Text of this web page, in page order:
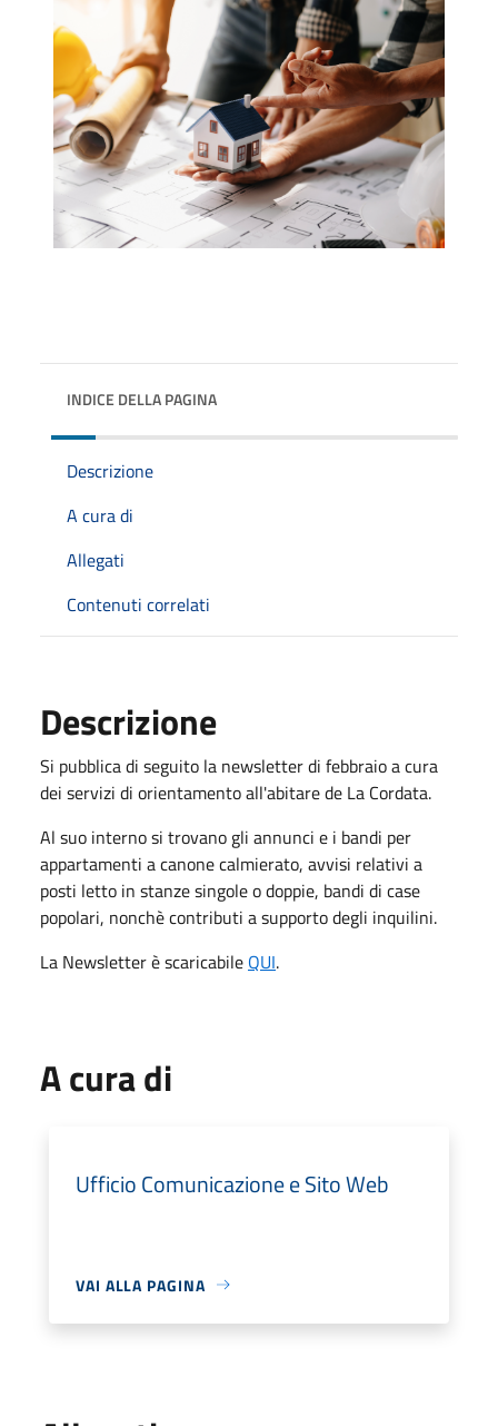
INDICE DELLA PAGINA
Descrizione
A cura di
Allegati
Contenuti correlati
Descrizione
Si pubblica di seguito la newsletter di febbraio a cura
dei servizi di orientamento all'abitare de La Cordata.
Al suo interno si trovano gli annunci e i bandi per
appartamenti a canone calmierato, avvisi relativi a
posti letto in stanze singole o doppie, bandi di case
popolari, nonchè contributi a supporto degli inquilini.
La Newsletter è scaricabile QUI.
A cura di
Ufficio Comunicazione e Sito Web
VAI ALLA PAGINA